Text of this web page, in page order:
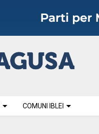
COMUNI IBLEI